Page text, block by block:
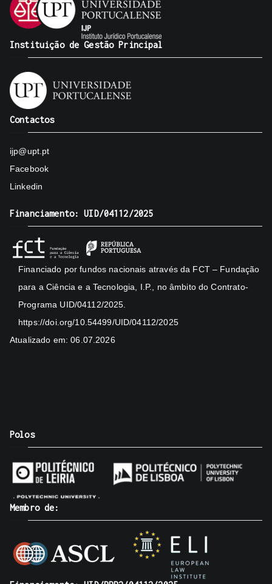
Instituição de Gestão Principal
Contactos
ijp@upt.pt
Facebook
Linkedin
Financiamento: UID/04112/2025
Financiado por fundos nacionais através da FCT – Fundação
para a Ciência e a Tecnologia, I.P., no âmbito do Contrato-
Programa UID/04112/2025.
https://doi.org/10.54499/UID/04112/2025
Atualizado em: 06.07.2026
Polos
Membro de: